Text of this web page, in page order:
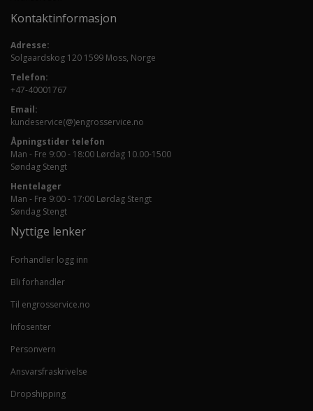
Kontaktinformasjon
Adresse:
Solgaardskog 120 1599 Moss, Norge
Telefon:
+47-40001767
Email:
kundeservice(@)engrosservice.no
Åpningstider telefon
Man - Fre 9:00 - 18:00 Lørdag 10.00-1500
Søndag Stengt
Hentelager
Man - Fre 9:00 - 17:00 Lørdag Stengt
Søndag Stengt
Nyttige lenker
Forhandler logg inn
Bli forhandler
Til engrosservice.no
Infosenter
Personvern
Ansvarsfraskrivelse
Dropshipping